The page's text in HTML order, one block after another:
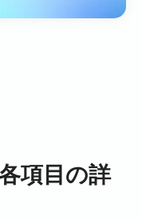
項目の詳